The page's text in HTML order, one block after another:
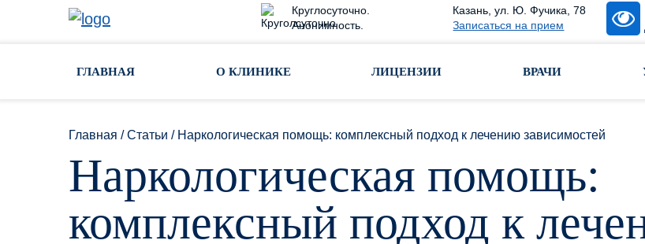
Круглосуточно.
Анонимность.
Казань, ул. Ю. Фучика, 78
Записаться на прием
ГЛАВНАЯ О КЛИНИКЕ ЛИЦЕНЗИИ ВРАЧИ
Главная /Статьи / Наркологическая помощь: комплексный подход к лечению зависимостей
Наркологическая помощь:
комплексный подход к